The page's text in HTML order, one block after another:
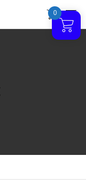

0